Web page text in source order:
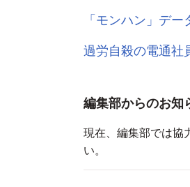
「モンハン」デ
過労自殺の電通社
編集部からのお知
現在、編集部では協
い。